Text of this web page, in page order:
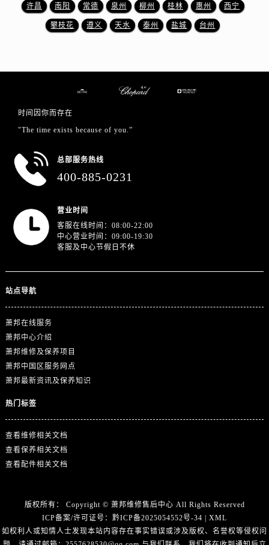
河南省平顶山市卫东区建设路萧邦售后服务中心（需提前预约）
湖南省永州市冷水滩区永州大道与中兴路交叉口萧邦售后服务中心（需提前预约）
湖南省张家界市永定区解放路萧邦售后服务中心（需提前预约）
许昌 南阳 常德 泉州 柳州 桂林 惠州 西宁
攀枝花 遵义 天水 泰州 盐城 台州
时间因你而存在
"The time exists because of you.”
总部服务热线
400-885-0231
营业时间
客服在线时间：08:00-22:00
中心营业时间：09:00-19:30
客服及中心节假日不休
站点导航
萧邦在线服务
萧邦中心介绍
萧邦维修及保养项目
萧邦中国区服务网点
萧邦最新资讯及保养知识
热门标签
查看维修相关文档
查看保养相关文档
查看配件相关文档
版权所有： Copyright © 萧邦维修售后中心 All Rights Reserved
ICP备案/许可证号： 黔ICP备2025054552号-34
XML
如权利人或知情人士发现本站内容存在事实错误或涉及版权、名誉权等侵权问